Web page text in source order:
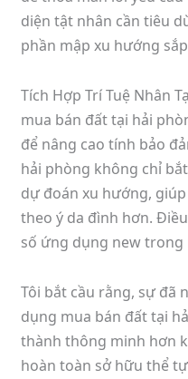
diện tật nhân cần tiêu
phần mập xu hướng
Tích Hợp Trí Tuệ Nhân
mua bán đất tại hải
để nâng cao tính bảo
hải phòng không chỉ
dự đoán xu hướng,
theo ý da đình hơn.
số ứng dụng new trong
Tôi bắt cầu rằng, sự đã
dụng mua bán đất tại
thành thông minh hơn
hoàn toàn sở hữu thể